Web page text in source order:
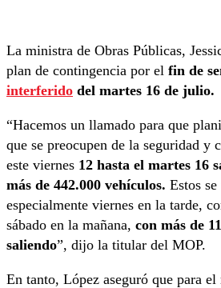
La ministra de Obras Públicas,
plan de contingencia por el fin de
interferido del martes 16 de julio.
“Hacemos un llamado para que
que se preocupen de la seguridad y
este viernes 12 hasta el martes 16
más de 442.000 vehículos. Estos
especialmente viernes en la tarde,
sábado en la mañana, con más de
saliendo”, dijo la titular del MOP.
En tanto, López aseguró que para